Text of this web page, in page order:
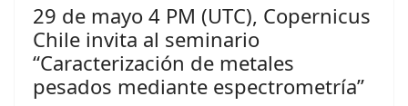
29 de mayo 4 PM (UTC), Copernicus
Chile invita al seminario
“Caracterización de metales
pesados mediante espectrometría”